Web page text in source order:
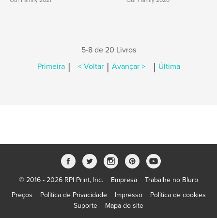
5-8 de 20 Livros
Primeira | < Voltar | Avançar > | Última
© 2016 - 2026 RPI Print, Inc. Empresa
Trabalhe no Blurb
Preços
Política de Privacidade Impresso
Política de cookies
Suporte
Mapa do site